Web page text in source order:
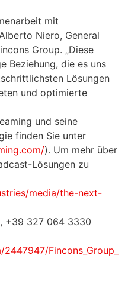
mit
Niero, General
Group. „Diese
Beziehung, die es uns
Lösungen
und optimierte
und seine
finden Sie unter
). Um mehr über
Lösungen zu
media/the-next-
, +39 327 064 3330
Fincons_Group_